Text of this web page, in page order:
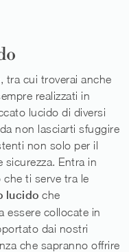
tra cui troverai anche
realizzati in
lucido di diversi
non lasciarti sfuggire
non solo per il
sicurezza. Entra in
ti serve tra le
lucido che
essere collocate in
dai nostri
che sapranno offrire